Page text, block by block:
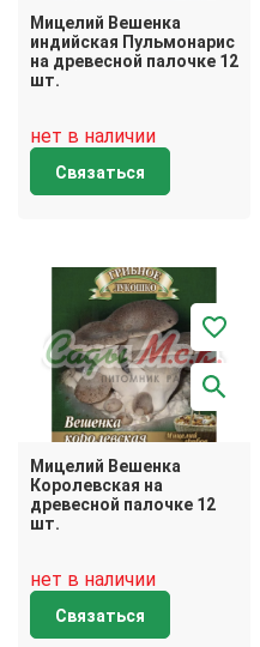
Мицелий Вешенка
индийская Пульмонарис
на древесной палочке 12
шт.
нет в наличии
Связаться
Мицелий Вешенка
Королевская на
древесной палочке 12
шт.
нет в наличии
Связаться